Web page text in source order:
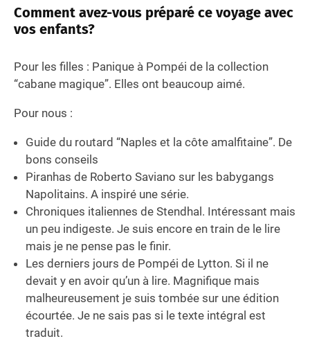
Comment avez-vous préparé ce voyage avec
vos enfants?
Pour les filles : Panique à Pompéi de la collection
“cabane magique”. Elles ont beaucoup aimé.
Pour nous :
Guide du routard “Naples et la côte amalfitaine”. De
bons conseils
Piranhas de Roberto Saviano sur les babygangs
Napolitains. A inspiré une série.
Chroniques italiennes de Stendhal. Intéressant mais
un peu indigeste. Je suis encore en train de le lire
mais je ne pense pas le finir.
Les derniers jours de Pompéi de Lytton. Si il ne
devait y en avoir qu’un à lire. Magnifique mais
malheureusement je suis tombée sur une édition
écourtée. Je ne sais pas si le texte intégral est
traduit.